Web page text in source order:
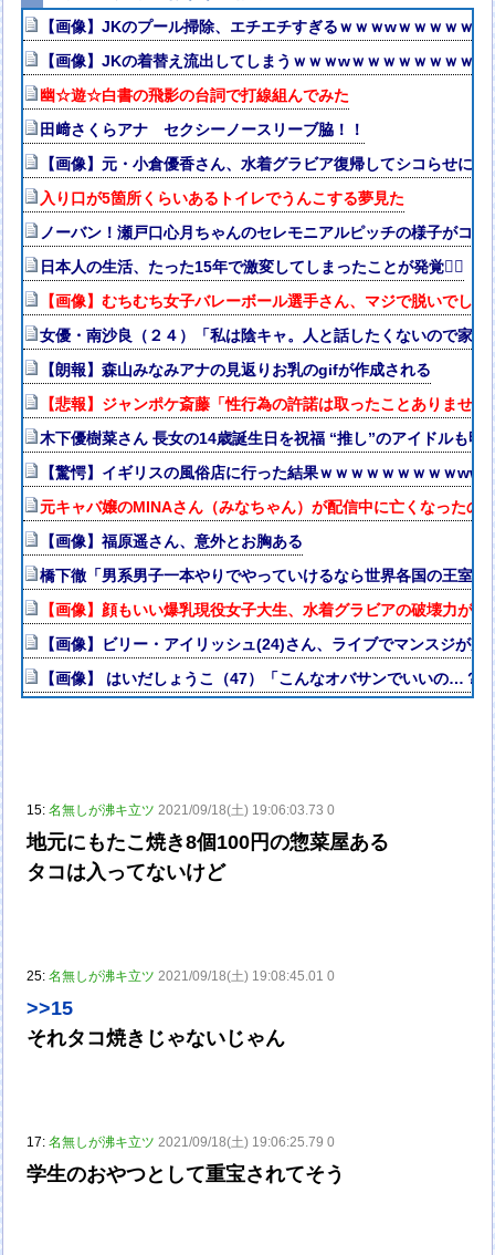
【画像】JKのプール掃除、エチエチすぎるｗｗｗwｗｗｗｗｗ
【画像】JKの着替え流出してしまうｗｗｗwｗｗｗｗｗｗｗｗ❤
幽☆遊☆白書の飛影の台詞で打線組んでみた
田﨑さくらアナ セクシーノースリーブ脇！！
【画像】元・小倉優香さん、水着グラビア復帰してシコらせにく
入り口が5箇所くらいあるトイレでうんこする夢見た
ノーバン！瀬戸口心月ちゃんのセレモニアルピッチの様子がコ
日本人の生活、たった15年で激変してしまったことが発覚🤦‍♂
【画像】むちむち女子バレーボール選手さん、マジで脱いでし
女優・南沙良（２４）「私は陰キャ。人と話したくないので家
【朗報】森山みなみアナの見返りお乳のgifが作成される
【悲報】ジャンポケ斎藤「性行為の許諾は取ったことありません
木下優樹菜さん 長女の14歳誕生日を祝福 “推し”のアイドルも明
【驚愕】イギリスの風俗店に行った結果ｗｗｗｗｗｗｗｗｗ
元キャバ嬢のMINAさん（みなちゃん）が配信中に亡くなった
【画像】福原遥さん、意外とお胸ある
橋下徹「男系男子一本やりでやっていけるなら世界各国の王室
【画像】顔もいい爆乳現役女子大生、水着グラビアの破壊力
【画像】ビリー・アイリッシュ(24)さん、ライブでマンスジが見
【画像】 はいだしょうこ（47）「こんなオバサンでいいの…？」
15:名無しが沸キ立ツ 2021/09/18(土) 19:06:03.73 0
地元にもたこ焼き8個100円の惣菜屋ある
タコは入ってないけど
25:名無しが沸キ立ツ 2021/09/18(土) 19:08:45.01 0
>>15
それタコ焼きじゃないじゃん
17:名無しが沸キ立ツ 2021/09/18(土) 19:06:25.79 0
学生のおやつとして重宝されてそう